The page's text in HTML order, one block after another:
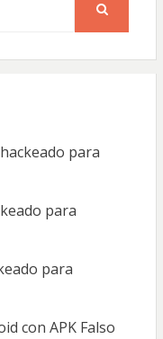
para
para
para
con APK Falso